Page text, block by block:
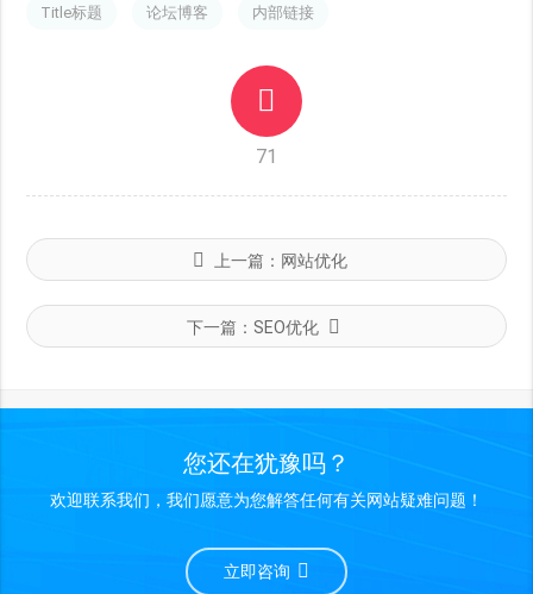
Title标题 论坛博客 内部链接
71
上一篇： 网站优化
下一篇： SEO优化
您还在犹豫吗？
欢迎联系我们，我们愿意为您解答任何有关网站疑难问题！
立即咨询